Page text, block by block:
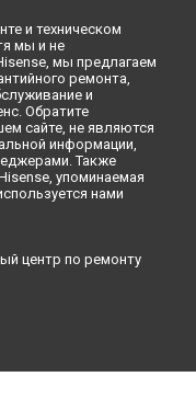
и техническом
мы и не
мы предлагаем
ремонта,
и
Обратите
сайте, не являются
информации,
Также
упоминаемая
нами
центр по ремонту